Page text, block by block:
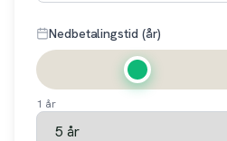
Nedbetalingstid (år)
1 år